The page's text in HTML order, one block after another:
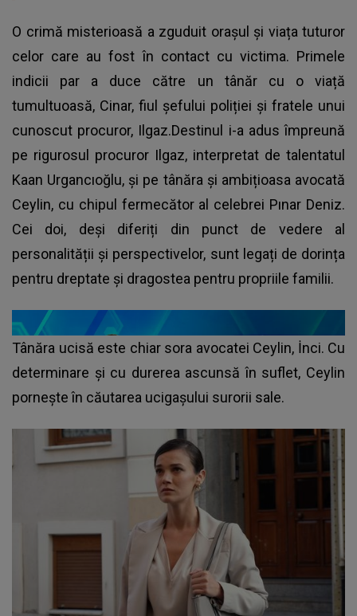
O crimă misterioasă a zguduit orașul și viața tuturor
celor care au fost în contact cu victima. Primele
indicii par a duce către un tânăr cu o viață
tumultuoasă, Cinar, fiul șefului poliției și fratele unui
cunoscut procuror, Ilgaz.Destinul i-a adus împreună
pe rigurosul procuror Ilgaz, interpretat de talentatul
Kaan Urgancıoğlu, și pe tânăra și ambițioasa avocată
Ceylin, cu chipul fermecător al celebrei Pınar Deniz.
Cei doi, deși diferiți din punct de vedere al
personalității și perspectivelor, sunt legați de dorința
pentru dreptate și dragostea pentru propriile familii.
Tânăra ucisă este chiar sora avocatei Ceylin, İnci. Cu
determinare și cu durerea ascunsă în suflet, Ceylin
pornește în căutarea ucigașului surorii sale.